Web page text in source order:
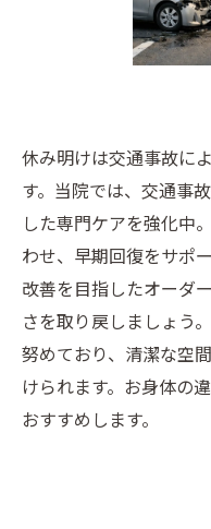
休み明けは交通事故に
す。当院では、交通事
した専門ケアを強化中
わせ、早期回復をサポ
改善を目指したオーダ
さを取り戻しましょう
努めており、清潔な空
けられます。お身体の
おすすめします。